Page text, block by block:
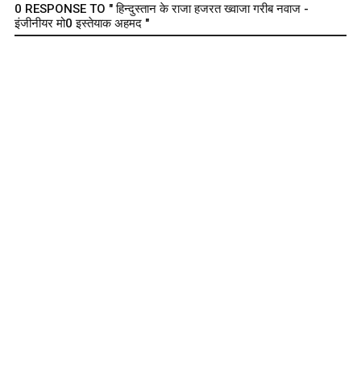
0 RESPONSE TO " हिन्दुस्तान के राजा हजरत ख्वाजा गरीब नवाज -
इंजीनीयर मो0 इस्तेयाक अहमद "